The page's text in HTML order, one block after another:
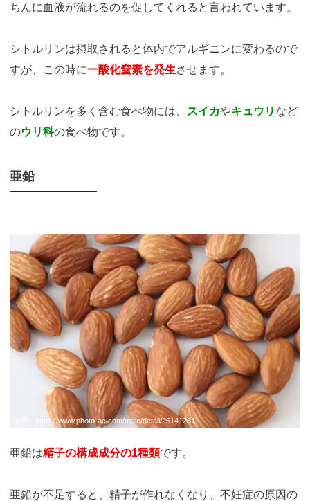
ちんに血液が流れるのを促してくれると言われています。
シトルリンは摂取されると体内でアルギニンに変わるので
すが、この時に一酸化窒素を発生させます。
シトルリンを多く含む食べ物には、 スイカやキュウリ など
のウリ科の食べ物です。
亜鉛
https://www.photo-ac.com/main/detail/25141281
亜鉛は精子の構成成分の1種類です。
亜鉛が不足すると、精子が作れなくなり、不妊症の原因の